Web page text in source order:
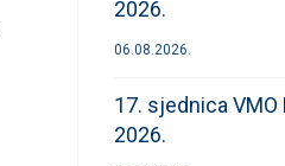
2026.
06.08.2026.
17. sjednica
2026.